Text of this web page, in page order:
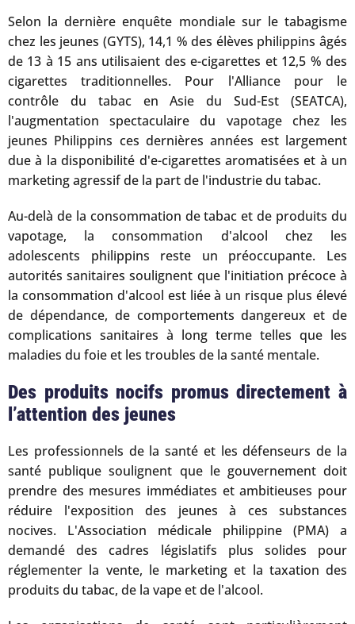
Selon la dernière enquête mondiale sur le tabagisme
chez les jeunes (GYTS), 14,1 % des élèves philippins âgés
de 13 à 15 ans utilisaient des e-cigarettes et 12,5 % des
cigarettes traditionnelles. Pour l'Alliance pour le
contrôle du tabac en Asie du Sud-Est (SEATCA),
l'augmentation spectaculaire du vapotage chez les
jeunes Philippins ces dernières années est largement
due à la disponibilité d'e-cigarettes aromatisées et à un
marketing agressif de la part de l'industrie du tabac.
Au-delà de la consommation de tabac et de produits du
vapotage, la consommation d'alcool chez les
adolescents philippins reste un préoccupante. Les
autorités sanitaires soulignent que l'initiation précoce à
la consommation d'alcool est liée à un risque plus élevé
de dépendance, de comportements dangereux et de
complications sanitaires à long terme telles que les
maladies du foie et les troubles de la santé mentale.
Des produits nocifs promus directement à
l’attention des jeunes
Les professionnels de la santé et les défenseurs de la
santé publique soulignent que le gouvernement doit
prendre des mesures immédiates et ambitieuses pour
réduire l'exposition des jeunes à ces substances
nocives. L'Association médicale philippine (PMA) a
demandé des cadres législatifs plus solides pour
réglementer la vente, le marketing et la taxation des
produits du tabac, de la vape et de l'alcool.